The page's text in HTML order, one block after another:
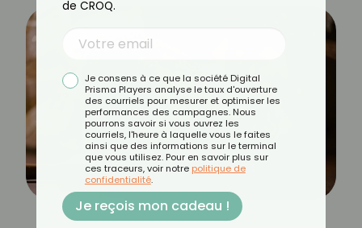
de CROQ.
Je consens à ce que la société Digital
Prisma Players analyse le taux d'ouverture
des courriels pour mesurer et optimiser les
performances des campagnes. Nous
pourrons savoir si vous ouvrez les
courriels, l'heure à laquelle vous le faites
ainsi que des informations sur le terminal
que vous utilisez. Pour en savoir plus sur
ces traceurs, voir notre politique de
confidentialité.
Je reçois mon cadeau !